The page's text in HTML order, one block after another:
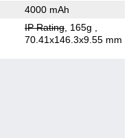
4000 mAh
IP Rating, 165g
70.41x146.3x9.55 mm